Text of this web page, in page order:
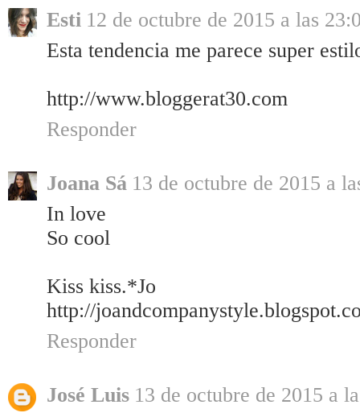
Esti 12 de octubre de 2015 a las
Esta tendencia me parece super
http://www.bloggerat30.com
Responder
Joana Sá 13 de octubre de 2015 a
In love
So cool
Kiss kiss.*Jo
http://
Responder
José Luis 13 de octubre de 2015 a